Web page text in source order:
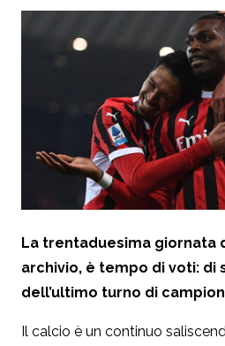
La trentaduesima giornata
archivio, è tempo di voti: di
dell’ultimo turno di
Il calcio è un continuo